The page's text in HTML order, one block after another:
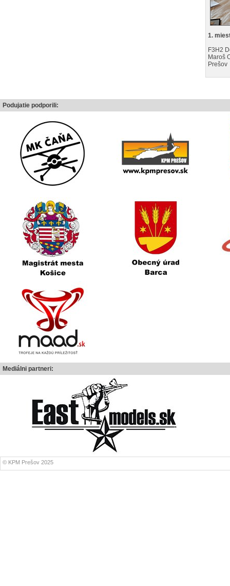
1.
F3H2
Maroš
Prešov
Podujatie podporili:
Mediálni partneri: